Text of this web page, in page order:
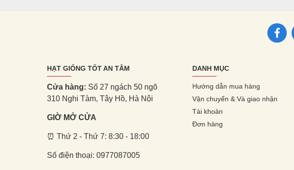
HẠT GIỐNG TỐT AN TÂM
Cửa hàng: Số 27 ngách 50 ngõ
310 Nghi Tàm, Tây Hồ, Hà Nội
GIỜ MỞ CỬA
⏰ Thứ 2 - Thứ 7: 8:30 - 18:00
Số điện thoại: 0977087005
DANH MỤC
Hướng dẫn mua hàng
Vận chuyển & Và giao nhận
Tài khoản
Đơn hàng